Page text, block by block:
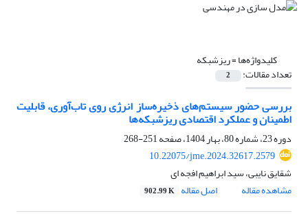
کلیدواژه‌ها =ریزشبکه
تعداد مقالات: 2
بررسی حضور سیستم‌های ذخیره‌ساز انرژی روی تاب‌آوری، قابلیت
اطمینان و عملکرد اقتصادی ریزشبکه‌ها
دوره 23، شماره 80، بهار 1404، صفحه
251-268
10.22075/jme.2024.32617.2579
شقایق نایبی، سید ابراهیم افجه ای
مشاهده مقاله
اصل مقاله 902.99 K